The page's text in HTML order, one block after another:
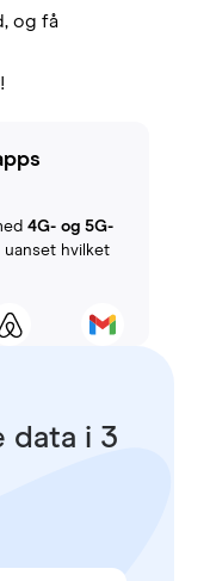
og få
4G- og 5G-
uanset hvilket
data i 3